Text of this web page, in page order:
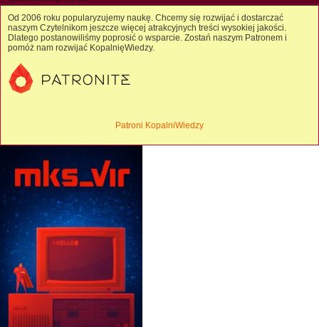
Od 2006 roku popularyzujemy naukę. Chcemy się rozwijać i dostarczać
naszym Czytelnikom jeszcze więcej atrakcyjnych treści wysokiej jakości.
Dlatego postanowiliśmy poprosić o wsparcie. Zostań naszym Patronem i
pomóż nam rozwijać KopalnięWiedzy.
Patroni KopalniWiedzy